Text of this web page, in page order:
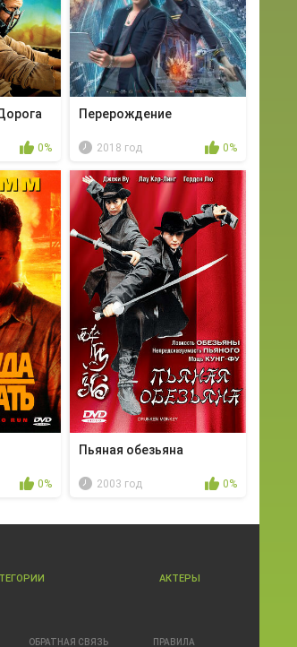
0%
Перерождение
2018 год 0%
0%
Пьяная обезьяна
2003 год 0%
АКТЕРЫ
ОБРАТНАЯ СВЯЗЬ ПРАВИЛА